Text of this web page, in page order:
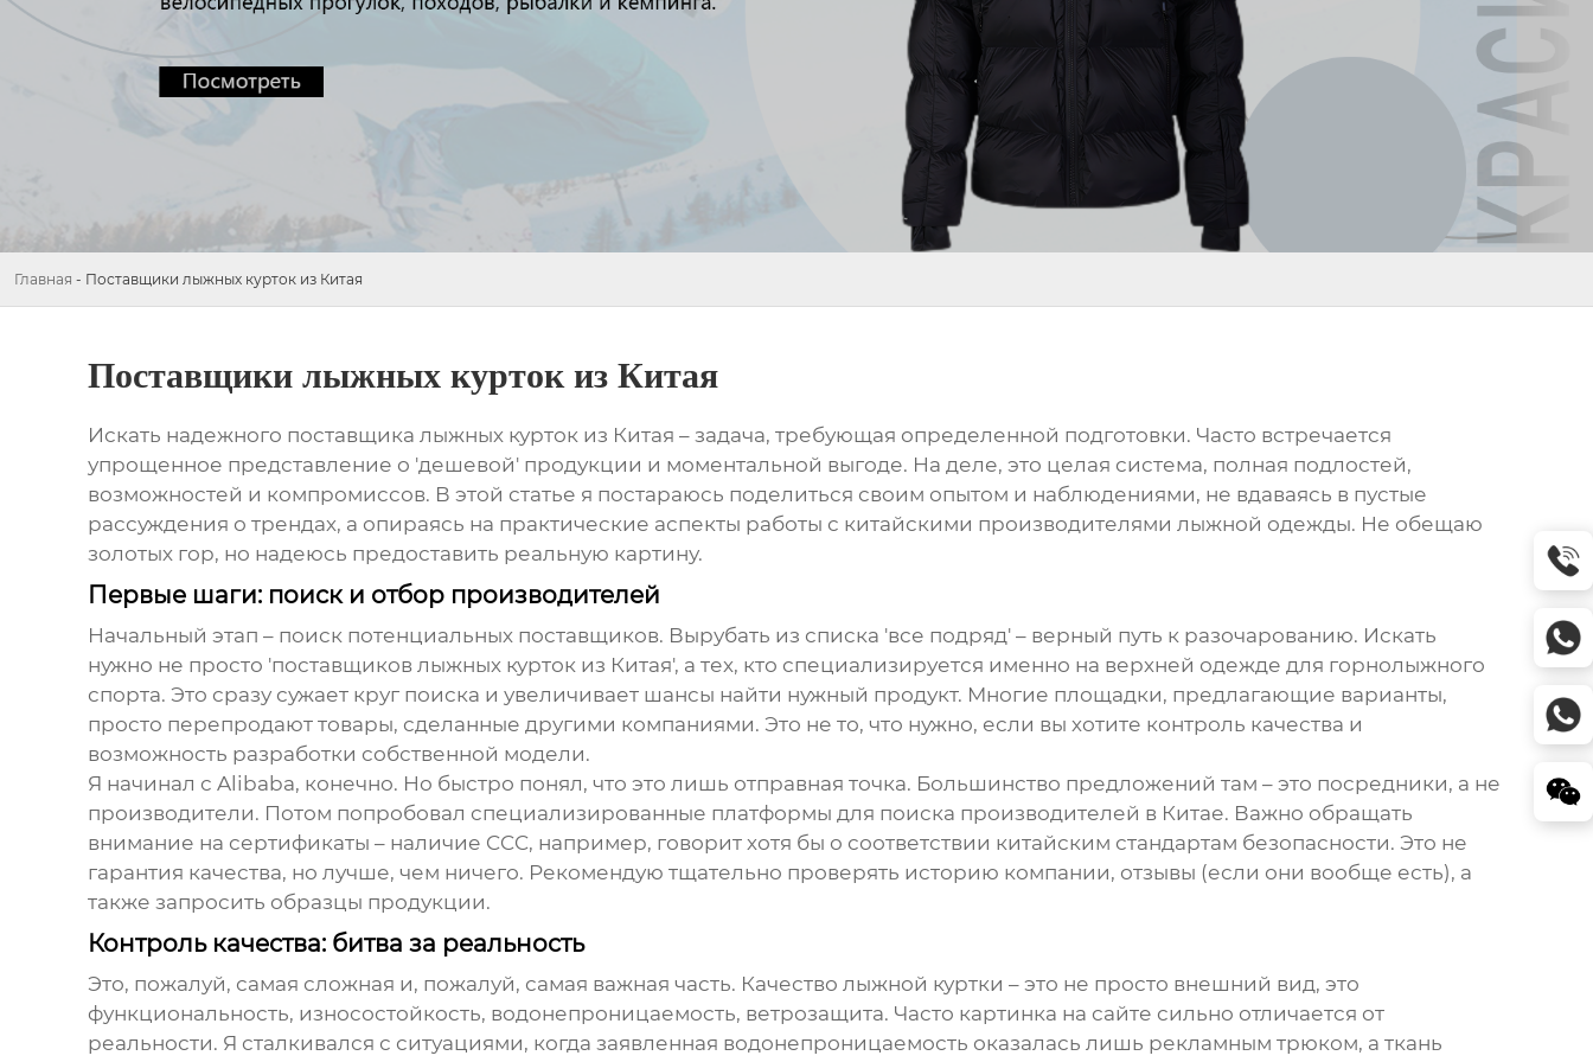
Главная - Поставщики лыжных курток из Китая
Поставщики лыжных курток из Китая
Искать надежного поставщика лыжных курток из Китая – задача, требующая определенной подготовки. Часто встречается
упрощенное представление о 'дешевой' продукции и моментальной выгоде. На деле, это целая система, полная подлостей,
возможностей и компромиссов. В этой статье я постараюсь поделиться своим опытом и наблюдениями, не вдаваясь в пустые
рассуждения о трендах, а опираясь на практические аспекты работы с китайскими производителями лыжной одежды. Не обещаю
золотых гор, но надеюсь предоставить реальную картину.
Первые шаги: поиск и отбор производителей
Начальный этап – поиск потенциальных поставщиков. Вырубать из списка 'все подряд' – верный путь к разочарованию. Искать
нужно не просто 'поставщиков лыжных курток из Китая', а тех, кто специализируется именно на верхней одежде для горнолыжного
спорта. Это сразу сужает круг поиска и увеличивает шансы найти нужный продукт. Многие площадки, предлагающие варианты,
просто перепродают товары, сделанные другими компаниями. Это не то, что нужно, если вы хотите контроль качества и
возможность разработки собственной модели.
Я начинал с Alibaba, конечно. Но быстро понял, что это лишь отправная точка. Большинство предложений там – это посредники, а не
производители. Потом попробовал специализированные платформы для поиска производителей в Китае. Важно обращать
внимание на сертификаты – наличие CCC, например, говорит хотя бы о соответствии китайским стандартам безопасности. Это не
гарантия качества, но лучше, чем ничего. Рекомендую тщательно проверять историю компании, отзывы (если они вообще есть), а
также запросить образцы продукции.
Контроль качества: битва за реальность
Это, пожалуй, самая сложная и, пожалуй, самая важная часть. Качество лыжной куртки – это не просто внешний вид, это
функциональность, износостойкость, водонепроницаемость, ветрозащита. Часто картинка на сайте сильно отличается от
реальности. Я сталкивался с ситуациями, когда заявленная водонепроницаемость оказалась лишь рекламным трюком, а ткань